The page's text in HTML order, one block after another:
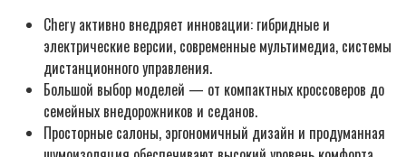
Chery активно внедряет инновации: гибридные и
электрические версии, современные мультимедиа, системы
дистанционного управления.
Большой выбор моделей — от компактных кроссоверов до
семейных внедорожников и седанов.
Просторные салоны, эргономичный дизайн и продуманная